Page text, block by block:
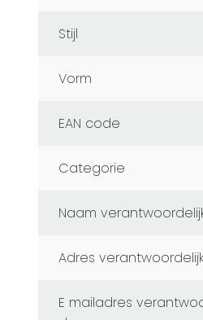
Stijl
Vorm
EAN code
Categorie
naam
adres
e mailadres verantwoordelijke marktdeelnemer in